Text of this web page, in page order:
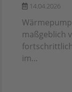
14.04.2026
maßgeblich
im...